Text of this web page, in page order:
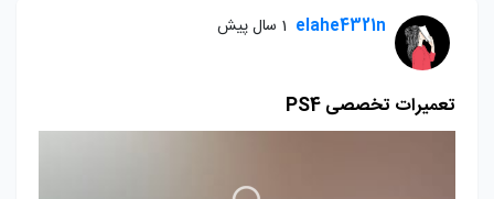
elahe4321n 1 سال پیش
تعمیرات تخصصی PS4